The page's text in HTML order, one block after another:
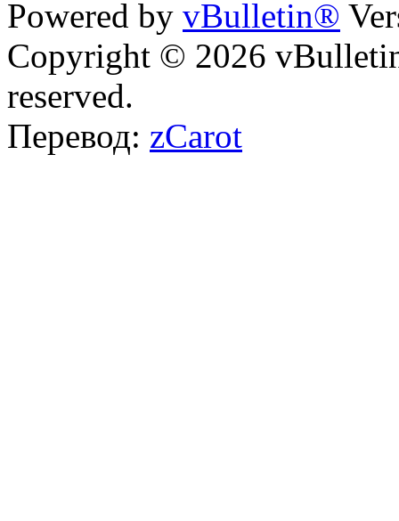
Powered by vBulletin®
Copyright © 2026
reserved.
Перевод: zCarot